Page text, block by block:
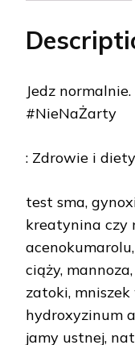
Jedz
#NieNaŻarty
: Zdrowie i diety
test sma,
kreatynina czy
ciąży,
zatoki, mniszek
hydroxyzinum
jamy ustnej,